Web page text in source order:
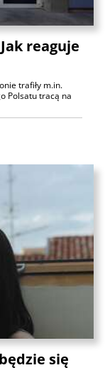
reaguje
trafiły m.in.
Polsatu tracą na
się